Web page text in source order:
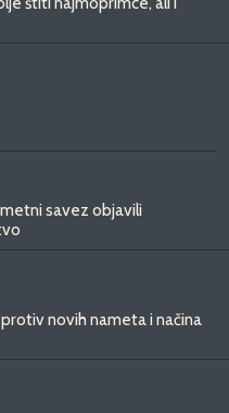
savez objavili
novih nameta i načina